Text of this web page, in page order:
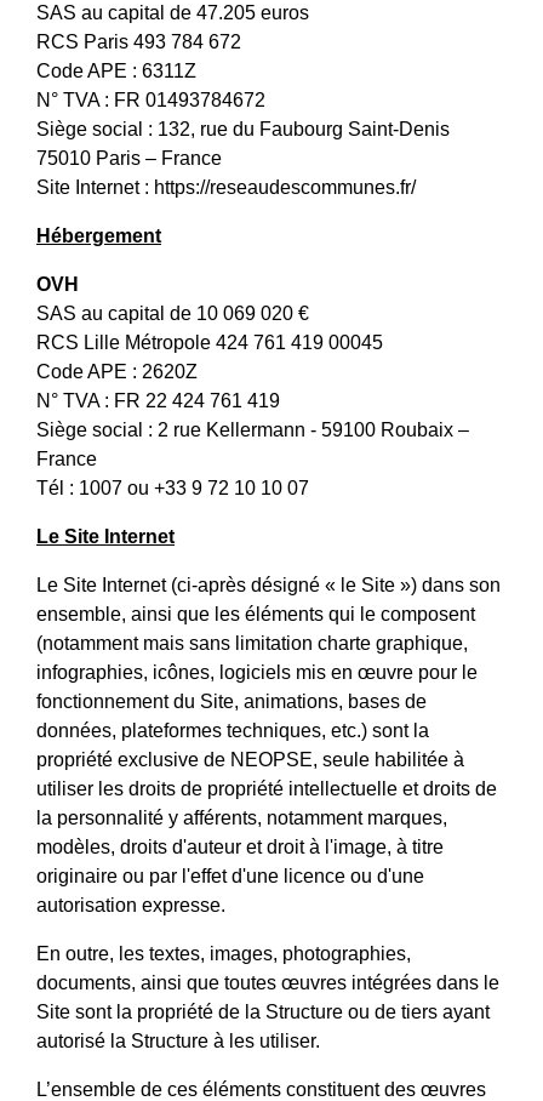
SAS au capital de 47.205 euros
RCS Paris 493 784 672
Code APE : 6311Z
N° TVA : FR 01493784672
Siège social : 132, rue du Faubourg Saint-Denis
75010 Paris – France
Site Internet : https://reseaudescommunes.fr/
Hébergement
OVH
SAS au capital de 10 069 020 €
RCS Lille Métropole 424 761 419 00045
Code APE : 2620Z
N° TVA : FR 22 424 761 419
Siège social : 2 rue Kellermann - 59100 Roubaix –
France
Tél : 1007 ou +33 9 72 10 10 07
Le Site Internet
Le Site Internet (ci-après désigné « le Site ») dans son
ensemble, ainsi que les éléments qui le composent
(notamment mais sans limitation charte graphique,
infographies, icônes, logiciels mis en œuvre pour le
fonctionnement du Site, animations, bases de
données, plateformes techniques, etc.) sont la
propriété exclusive de NEOPSE, seule habilitée à
utiliser les droits de propriété intellectuelle et droits de
la personnalité y afférents, notamment marques,
modèles, droits d'auteur et droit à l'image, à titre
originaire ou par l'effet d'une licence ou d'une
autorisation expresse.
En outre, les textes, images, photographies,
documents, ainsi que toutes œuvres intégrées dans le
Site sont la propriété de la Structure ou de tiers ayant
autorisé la Structure à les utiliser.
L’ensemble de ces éléments constituent des œuvres